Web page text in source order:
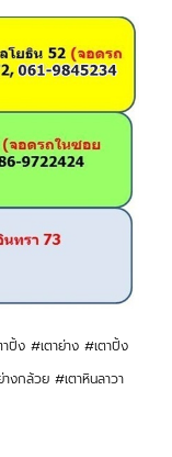
ปิ้ง #เตาย่าง #เตาปิ้ง
งกล้วย #เตาหินลาวา